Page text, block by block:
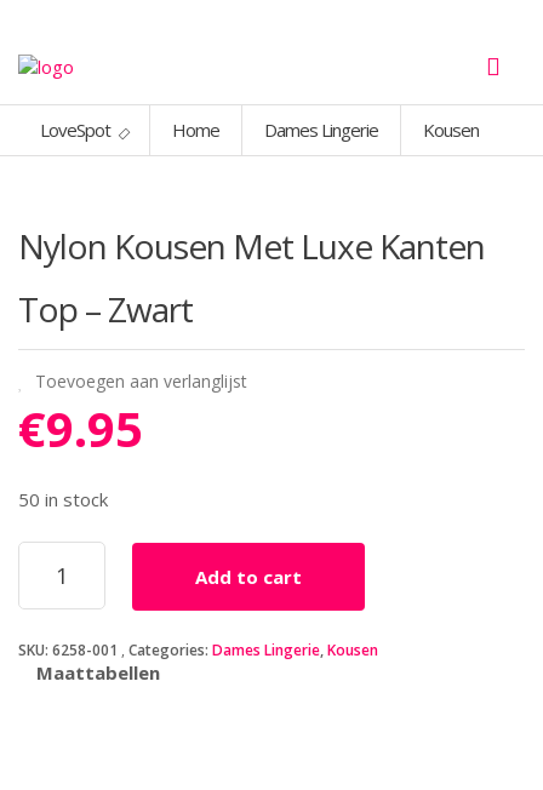
LoveSpot Home Dames Lingerie Kousen
Nylon Kousen Met Luxe Kanten
Top – Zwart
Toevoegen aan verlanglijst
€9.95
50 in stock
Nylon
Kousen
Met
Kanten
Top
Add to cart
SKU: 6258-001 Categories: Dames Lingerie,Kousen
Maattabellen